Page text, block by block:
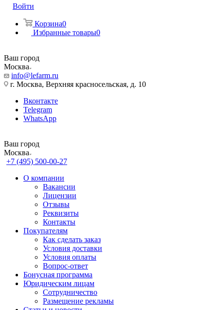
Войти
Корзина0
Избранные товары0
Ваш город
Москва
info@lefarm.ru
г. Москва, Верхняя красносельская, д. 10
Вконтакте
Telegram
WhatsApp
Ваш город
Москва
+7 (495) 500-00-27
О компании
Вакансии
Лицензии
Отзывы
Реквизиты
Контакты
Покупателям
Как сделать заказ
Условия доставки
Условия оплаты
Вопрос-ответ
Бонусная программа
Юридическим лицам
Сотрудничество
Размещение рекламы